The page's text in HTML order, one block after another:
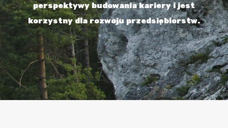
perspektywy budowania kariery i jest
korzystny dla rozwoju przedsiębiorstw.